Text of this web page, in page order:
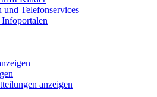
und Telefonservices
anzeigen